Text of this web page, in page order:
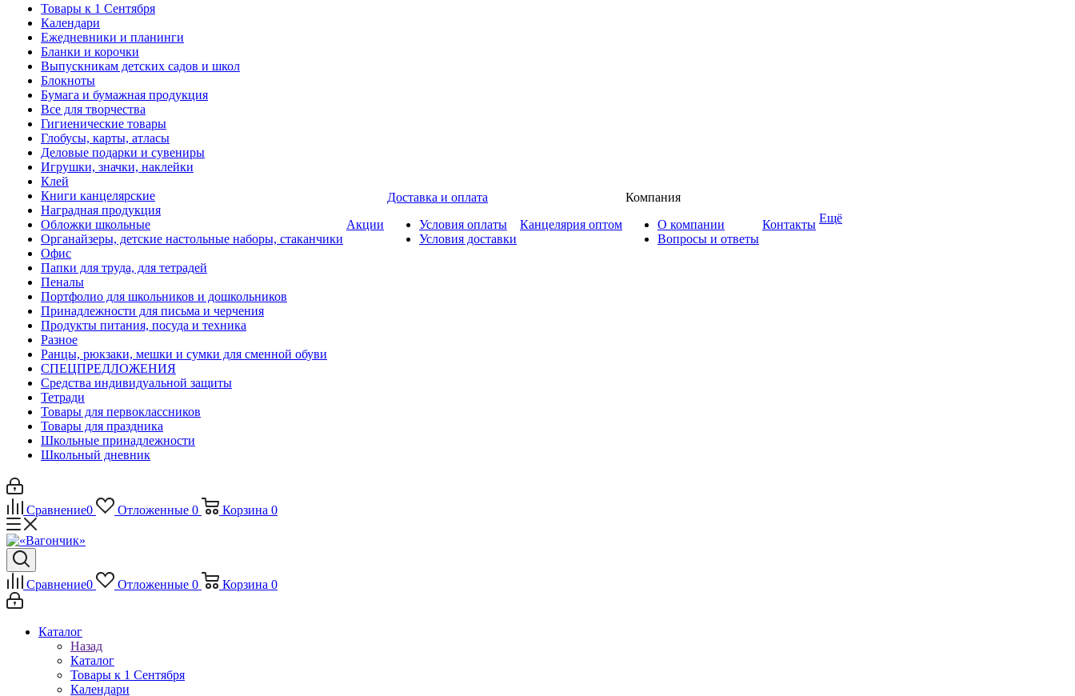
Товары к 1 Сентября
Календари
Ежедневники и планинги
Бланки и корочки
Выпускникам детских садов и школ
Блокноты
Бумага и бумажная продукция
Все для творчества
Гигиенические товары
Глобусы, карты, атласы
Деловые подарки и сувениры
Игрушки, значки, наклейки
Клей
Книги канцелярские
Наградная продукция
Обложки школьные
Органайзеры, детские настольные наборы, стаканчики
Офис
Папки для труда, для тетрадей
Пеналы
Портфолио для школьников и дошкольников
Принадлежности для письма и черчения
Продукты питания, посуда и техника
Разное
Ранцы, рюкзаки, мешки и сумки для сменной обуви
СПЕЦПРЕДЛОЖЕНИЯ
Средства индивидуальной защиты
Тетради
Товары для первоклассников
Товары для праздника
Школьные принадлежности
Школьный дневник
Акции
Доставка и оплата
Условия оплаты
Условия доставки
Канцелярия оптом
Компания
О компании
Вопросы и ответы
Контакты Ещё
Сравнение0 Отложенные 0 Корзина 0
Сравнение0 Отложенные 0 Корзина 0
Каталог
Назад
Каталог
Товары к 1 Сентября
Календари